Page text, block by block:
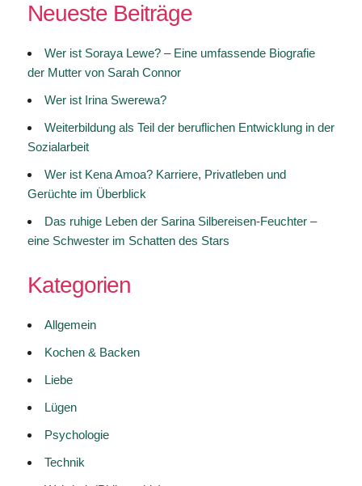
Neueste Beiträge
Wer ist Soraya Lewe? – Eine umfassende Biografie
der Mutter von Sarah Connor
Wer ist Irina Swerewa?
Weiterbildung als Teil der beruflichen Entwicklung in der
Sozialarbeit
Wer ist Kena Amoa? Karriere, Privatleben und
Gerüchte im Überblick
Das ruhige Leben der Sarina Silbereisen-Feuchter –
eine Schwester im Schatten des Stars
Kategorien
Allgemein
Kochen & Backen
Liebe
Lügen
Psychologie
Technik